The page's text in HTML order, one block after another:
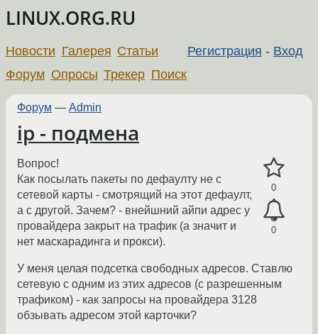
LINUX.ORG.RU
Регистрация - Вход
Новости Галерея Статьи
Форум Опросы Трекер Поиск
Форум — Admin
ip - подмена
0
0
Вопрос!
Как посылать пакеты по дефаулту не с
сетевой карты - смотрящий на этот дефаулт,
а с другой. Зачем? - внейшний айпи адрес у
провайдера закрыт на трафик (а значит и
нет маскарадинга и прокси).
У меня целая подсетка свободных адресов. Ставлю
сетевую с одним из этих адресов (с разрешенным
трафиком) - как запросы на провайдера 3128
обзывать адресом этой карточки?